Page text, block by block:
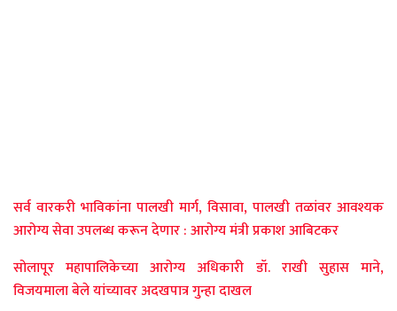
सर्व वारकरी भाविकांना पालखी मार्ग, विसावा, पालखी तळांवर आवश्यक
आरोग्य सेवा उपलब्ध करून देणार : आरोग्य मंत्री प्रकाश आबिटकर
सोलापूर महापालिकेच्या आरोग्य अधिकारी डॉ. राखी सुहास माने,
विजयमाला बेले यांच्यावर अदखपात्र गुन्हा दाखल